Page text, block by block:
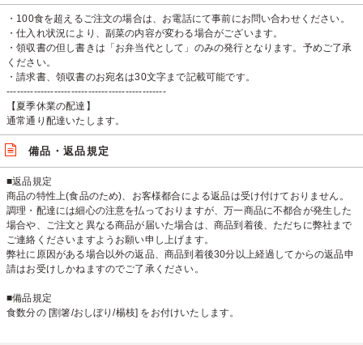
・100食を超えるご注文の場合は、お電話にて事前にお問い合わせください。
・仕入れ状況により、副菜の内容が変わる場合がございます。
・領収書の但し書きは「お弁当代として」のみの発行となります。予めご了承
ください。
・請求書、領収書のお宛名は30文字まで記載可能です。
-----------------------------------------------
【夏季休業の配達】
通常通り配達いたします。
備品・返品規定
■返品規定
商品の特性上(食品のため)、お客様都合による返品は受け付けておりません。
調理・配達には細心の注意を払っておりますが、万一商品に不都合が発生した
場合や、ご注文と異なる商品が届いた場合は、商品到着後、ただちに弊社まで
ご連絡くださいますようお願い申し上げます。
弊社に原因がある場合以外の返品、商品到着後30分以上経過してからの返品申
請はお受けしかねますのでご了承ください。
■備品規定
食数分の [割箸/おしぼり/楊枝] をお付けいたします。